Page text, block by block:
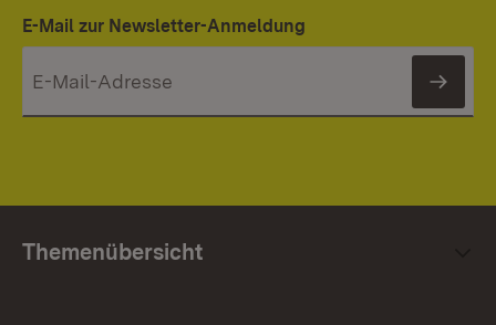
E-Mail zur Newsletter-Anmeldung
Themenübersicht